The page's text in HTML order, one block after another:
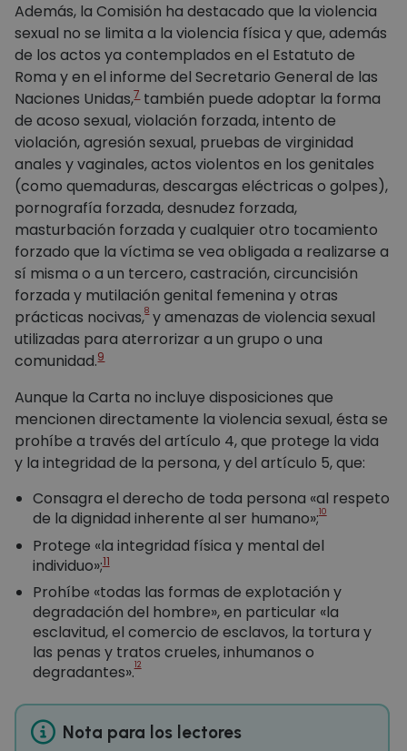
Además, la Comisión ha destacado que la violencia
sexual no se limita a la violencia física y que, además
de los actos ya contemplados en el Estatuto de
Roma y en el informe del Secretario General de las
Naciones Unidas,7también puede adoptar la forma
de acoso sexual, violación forzada, intento de
violación, agresión sexual, pruebas de virginidad
anales y vaginales, actos violentos en los genitales
(como quemaduras, descargas eléctricas o golpes),
pornografía forzada, desnudez forzada,
masturbación forzada y cualquier otro tocamiento
forzado que la víctima se vea obligada a realizarse a
sí misma o a un tercero, castración, circuncisión
forzada y mutilación genital femenina y otras
prácticas nocivas,8y amenazas de violencia sexual
utilizadas para aterrorizar a un grupo o una
comunidad.9
Aunque la Carta no incluye disposiciones que
mencionen directamente la violencia sexual, ésta se
prohíbe a través del artículo 4, que protege la vida
y la integridad de la persona, y del artículo 5, que:
Consagra el derecho de toda persona «al respeto
de la dignidad inherente al ser humano»;10
Protege «la integridad física y mental del
individuo»;11
Prohíbe «todas las formas de explotación y
degradación del hombre», en particular «la
esclavitud, el comercio de esclavos, la tortura y
las penas y tratos crueles, inhumanos o
degradantes».12
Nota para los lectores